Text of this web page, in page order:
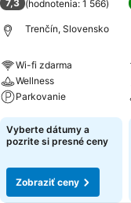
7,3 (hodnotenia: 1 566)
Trenčín, Slovensko
Wi-fi zdarma
Wellness
Parkovanie
Zobraziť ceny
Vyberte dátumy a
pozrite si presné ceny
Zobraziť ceny